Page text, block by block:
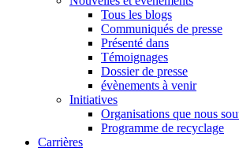
Tous les blogs
Communiqués de presse
Présenté dans
Témoignages
Dossier de presse
évènements à venir
Initiatives
Organisations que nous
Programme de recyclage
Carrières